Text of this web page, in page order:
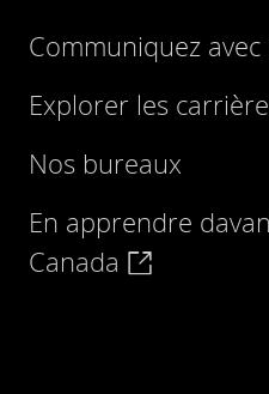
Communiquez
Explorer les
Nos bureaux
En apprendre
Canada